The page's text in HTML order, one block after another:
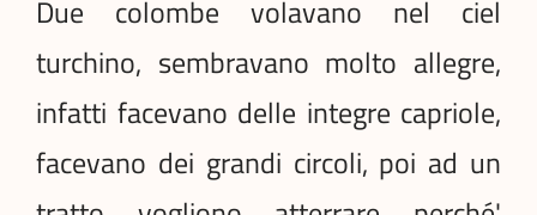
Due colombe volavano nel ciel
turchino, sembravano molto allegre,
infatti facevano delle integre capriole,
facevano dei grandi circoli, poi ad un